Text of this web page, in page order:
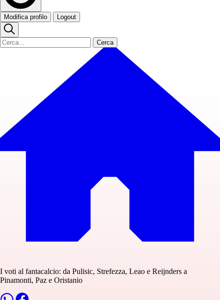
Modifica profilo Logout
Cerca
I voti al fantacalcio: da Pulisic, Strefezza, Leao e Reijnders a
Pinamonti, Paz e Oristanio